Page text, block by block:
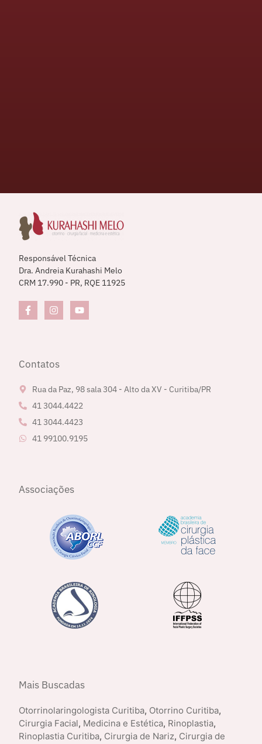
Responsável Técnica
Dra. Andreia Kurahashi Melo
CRM 17.990 - PR, RQE 11925
Contatos
Rua da Paz, 98 sala 304 - Alto da XV - Curitiba/PR
41 3044.4422
41 3044.4423
41 99100.9195
Associações
Mais Buscadas
Otorrinolaringologista Curitiba, Otorrino Curitiba,
Cirurgia Facial, Medicina e Estética, Rinoplastia,
Rinoplastia Curitiba, Cirurgia de Nariz, Cirurgia de